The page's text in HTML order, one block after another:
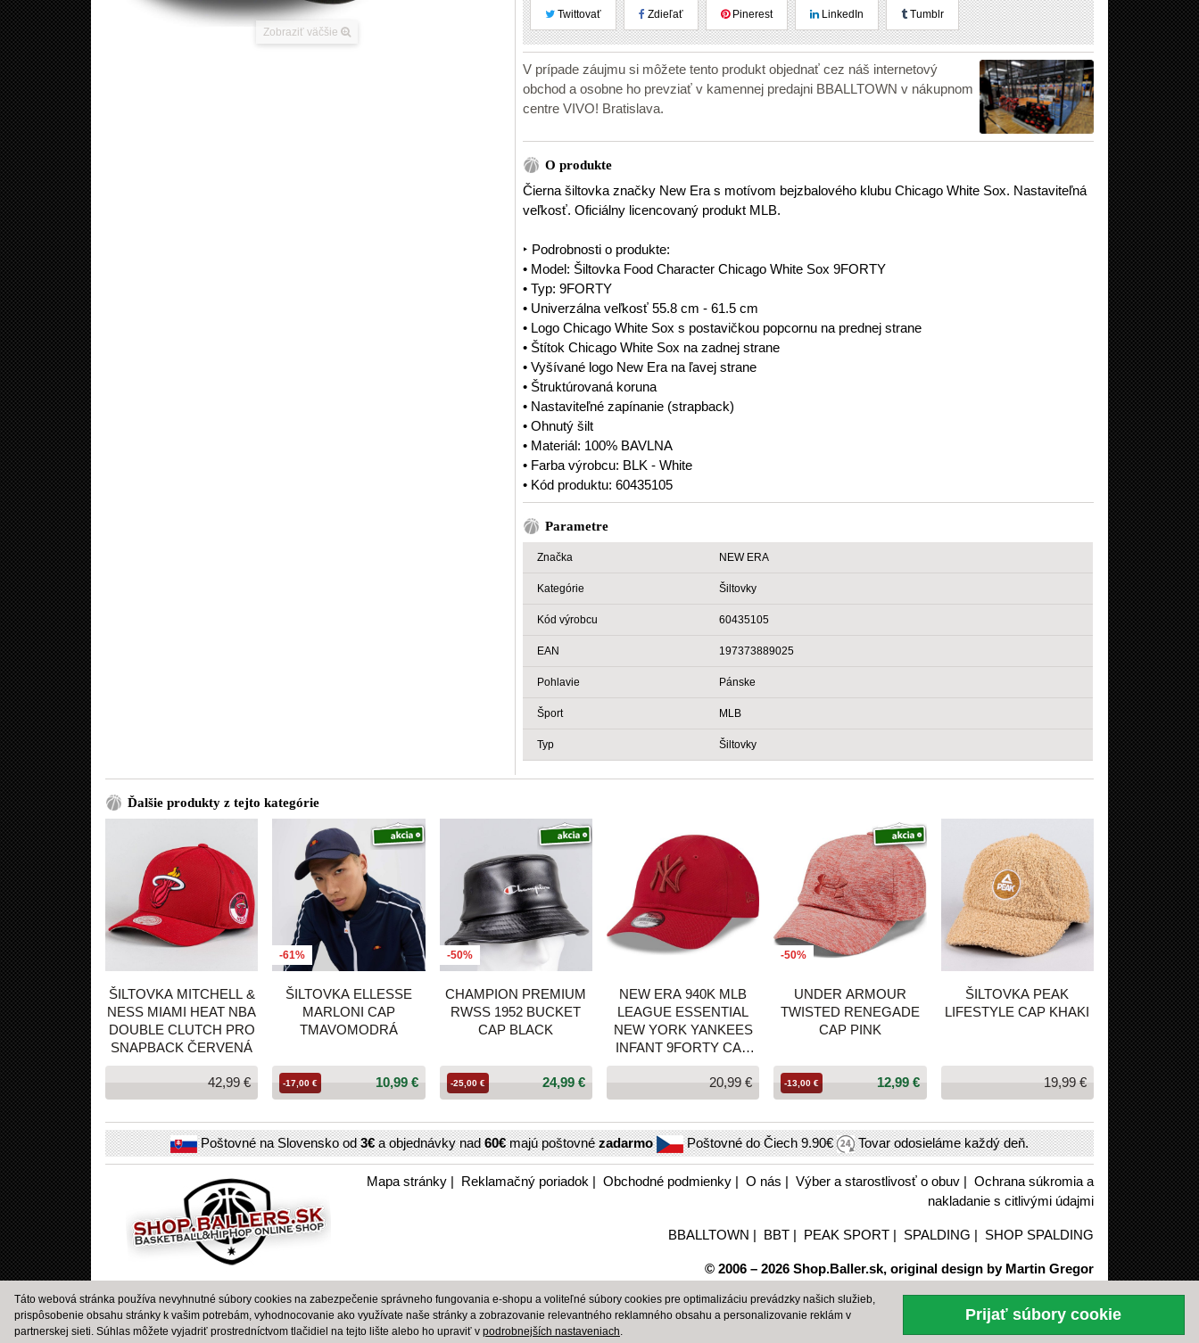
Zobraziť väčšie
Twittovať Zdieľať Pinerest LinkedIn Tumblr
V prípade záujmu si môžete tento produkt objednať cez náš internetový
obchod a osobne ho prevziať v kamennej predajni BBALLTOWN v nákupnom
centre VIVO! Bratislava.
O produkte
Čierna šiltovka značky New Era s motívom bejzbalového klubu Chicago White Sox. Nastaviteľná
veľkosť. Oficiálny licencovaný produkt MLB.
‣ Podrobnosti o produkte:
• Model: Šiltovka Food Character Chicago White Sox 9FORTY
• Typ: 9FORTY
• Univerzálna veľkosť 55.8 cm - 61.5 cm
• Logo Chicago White Sox s postavičkou popcornu na prednej strane
• Štítok Chicago White Sox na zadnej strane
• Vyšívané logo New Era na ľavej strane
• Štruktúrovaná koruna
• Nastaviteľné zapínanie (strapback)
• Ohnutý šilt
• Materiál: 100% BAVLNA
• Farba výrobcu: BLK - White
• Kód produktu: 60435105
Parametre
Značka NEW ERA
Kategórie Šiltovky
Kód výrobcu 60435105
EAN 197373889025
Pohlavie Pánske
Šport MLB
Typ Šiltovky
Ďalšie produkty z tejto kategórie
ŠILTOVKA MITCHELL &
NESS MIAMI HEAT NBA
DOUBLE CLUTCH PRO
SNAPBACK ČERVENÁ
42,99 €
-61%
ŠILTOVKA ELLESSE
MARLONI CAP
TMAVOMODRÁ
10,99 €
-17,00 €
-50%
CHAMPION PREMIUM
RWSS 1952 BUCKET
CAP BLACK
24,99 €
-25,00 €
NEW ERA 940K MLB
LEAGUE ESSENTIAL
NEW YORK YANKEES
INFANT 9FORTY CAP
RED
20,99 €
-50%
UNDER ARMOUR
TWISTED RENEGADE
CAP PINK
12,99 €
-13,00 €
ŠILTOVKA PEAK
LIFESTYLE CAP KHAKI
19,99 €
Poštovné na Slovensko od3€a objednávky nad60€majú poštovnézadarmo Poštovné do Čiech9.90€ Tovar odosieláme každý deň.
Mapa stránky| Reklamačný poriadok | Obchodné podmienky| O nás | Výber a starostlivosť o obuv| Ochrana súkromia a
nakladanie s citlivými údajmi
BBALLTOWN | BBT| PEAK SPORT| SPALDING | SHOP SPALDING
© 2006 – 2026 Shop.Baller.sk, original design by Martin Gregor
Táto webová stránka používa nevyhnutné súbory cookies na zabezpečenie správneho fungovania e-shopu a voliteľné súbory cookies pre optimalizáciu prevádzky našich služieb,
prispôsobenie obsahu stránky k vašim potrebám, vyhodnocovanie ako využívate naše stránky a zobrazovanie relevantného reklamného obsahu a personalizovanie reklám v
partnerskej sieti. Súhlas môžete vyjadriť prostredníctvom tlačidiel na tejto lište alebo ho upraviť v podrobnejších nastaveniach.
Prijať súbory cookie